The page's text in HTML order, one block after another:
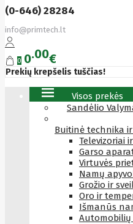
(0-646) 28284
info@primtech.lt
0 0 00€
Prekių krepšelis tuščias!
Visos prekės
Sandėlio
Buitinė technika
Televizoriai
Garso
Virtuvės
Namų
Grožio ir
Oro ir
Išmanūs
Automobilių